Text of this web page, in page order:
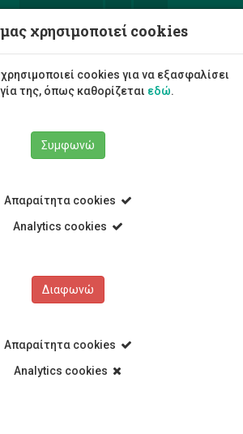
και Φοιτητικής Ευημερίας
Άννα Κωνσταντίνου
χρησιμοποιεί cookies
cookies για να εξασφαλίσει
της, όπως καθορίζεται εδώ.
Συμφωνώ
Απαραίτητα cookies
Analytics cookies
Διαφωνώ
Απαραίτητα cookies
Analytics cookies